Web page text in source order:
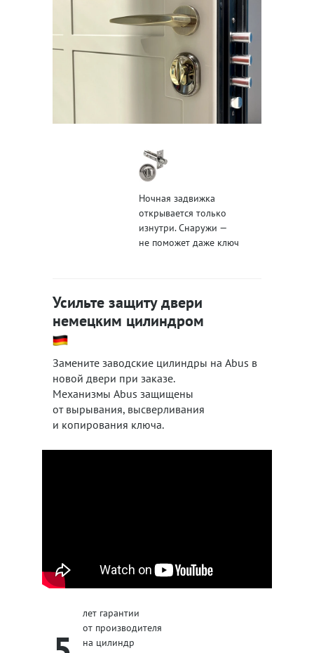
Ночная задвижка
открывается только
изнутри. Снаружи —
не поможет даже ключ
Усильте защиту двери
немецким цилиндром
Замените заводские цилиндры на Abus в
новой двери при заказе.
Механизмы Abus защищены
от вырывания, высверливания
и копирования ключа.
лет гарантии
от производителя
на цилиндр